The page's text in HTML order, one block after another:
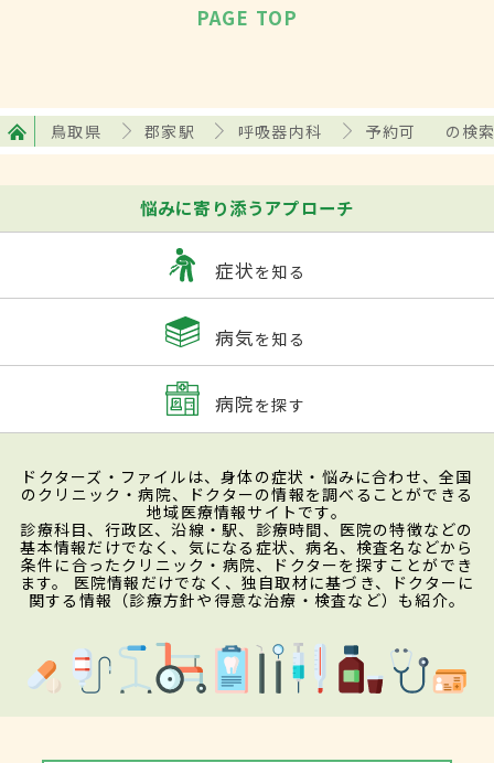
PAGE TOP
鳥取県 郡家駅 呼吸器内科 予約可 の検
悩みに寄り添うアプローチ
症状を知る
病気を知る
病院を探す
ドクターズ・ファイルは、身体の症状・悩みに合わせ、全国
のクリニック・病院、ドクターの情報を調べることができる
地域医療情報サイトです。
診療科目、行政区、沿線・駅、診療時間、医院の特徴などの
基本情報だけでなく、気になる症状、病名、検査名などから
条件に合ったクリニック・病院、ドクターを探すことができ
ます。 医院情報だけでなく、独自取材に基づき、ドクターに
関する情報（診療方針や得意な治療・検査など）も紹介。